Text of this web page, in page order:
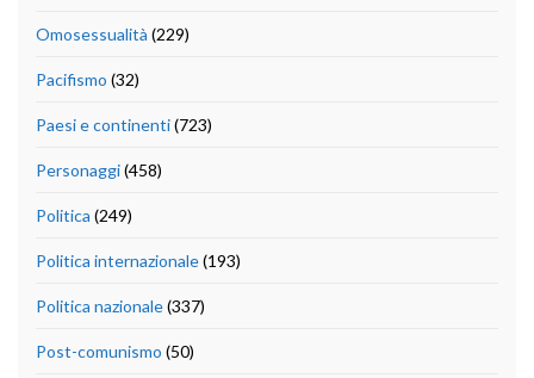
Omosessualità (229)
Pacifismo (32)
Paesi e continenti(723)
Personaggi(458)
Politica (249)
Politica internazionale(193)
Politica nazionale(337)
Post-comunismo (50)